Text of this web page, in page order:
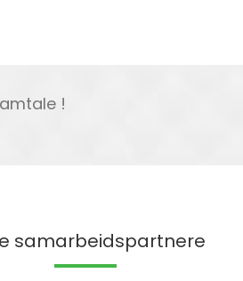
!
samarbeidspartnere